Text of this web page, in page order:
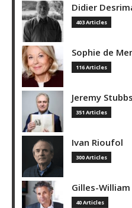
Didier
403 Articles
Sophie de
116 Articles
Jeremy Stubbs
351 Articles
Ivan Rioufol
300 Articles
Gilles-
40 Articles